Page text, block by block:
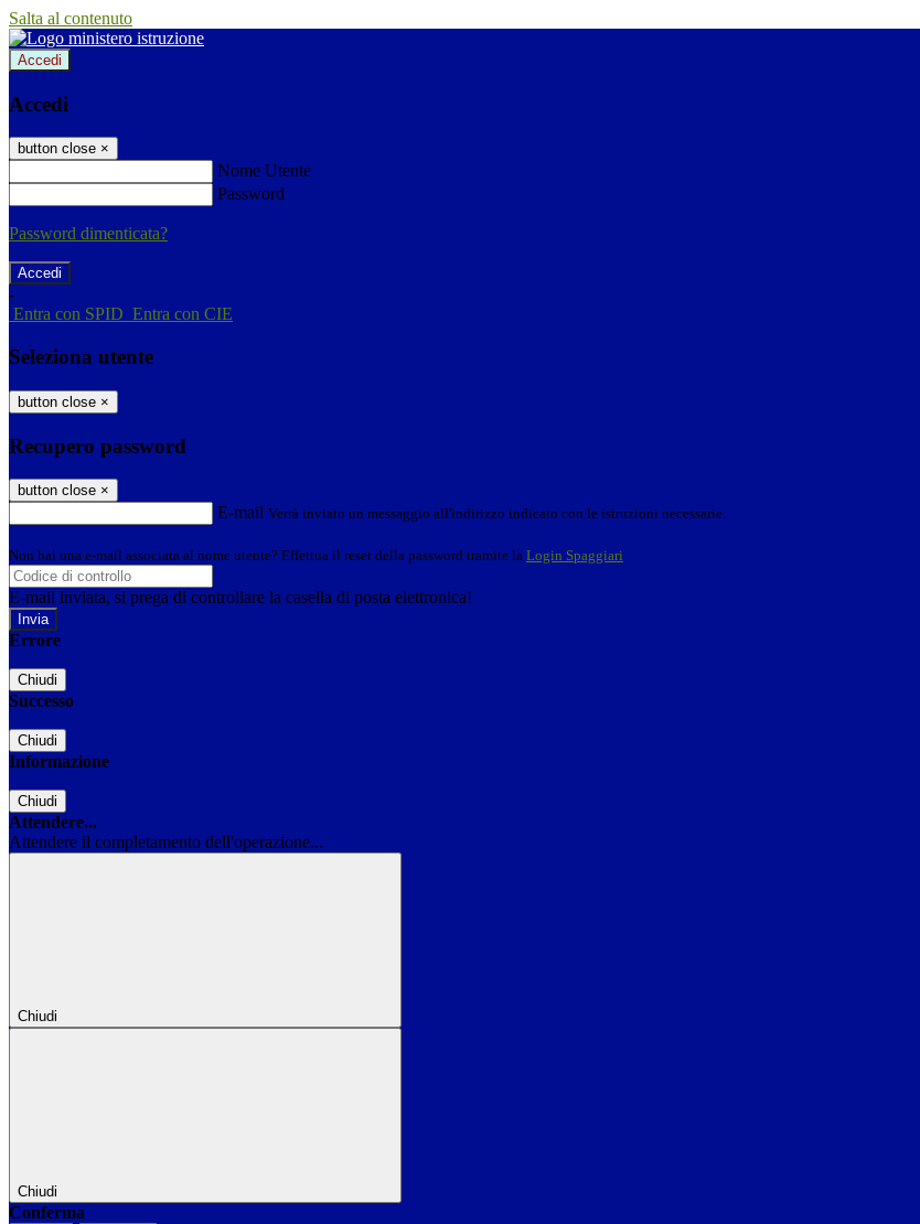
Salta al contenuto
Accedi
Accedi
button close ×
Nome Utente
Password
Password dimenticata?
-
Entra con SPID Entra con CIE
Seleziona utente
button close ×
Recupero password
button close ×
E-mail Verrà inviato un messaggio all'indirizzo indicato con le istruzioni necessarie.
Non hai una e-mail associata al nome utente? Effettua il reset della password tramite la Login Spaggiari
E-mail inviata, si prega di controllare la casella di posta elettronica!
Errore
Chiudi
Successo
Chiudi
Informazione
Chiudi
Attendere...
Attendere il completamento dell'operazione...
Chiudi
Chiudi
Conferma